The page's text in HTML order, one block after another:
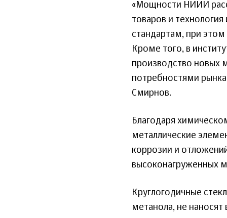
«Мощности НИИИ
товаров и
стандартам, при
Кроме того, в
производство новых
потребностями
Смирнов.
Благодаря
металлические
коррозии и
высоконагруженных
Круглогодичные
метанола, не